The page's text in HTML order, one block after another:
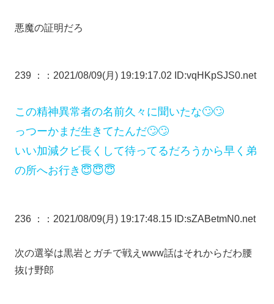
悪魔の証明だろ
239 ： ：2021/08/09(月) 19:19:17.02 ID:vqHKpSJS0.net
この精神異常者の名前久々に聞いたな🙄🙄
っつーかまだ生きてたんだ🙄🙄
いい加減クビ長くして待ってるだろうから早く弟
の所へお行き😇😇😇
236 ： ：2021/08/09(月) 19:17:48.15 ID:sZABetmN0.net
次の選挙は黒岩とガチで戦えwww話はそれからだわ腰
抜け野郎